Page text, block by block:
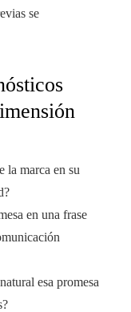
se
la marca en su
en una frase
esa promesa